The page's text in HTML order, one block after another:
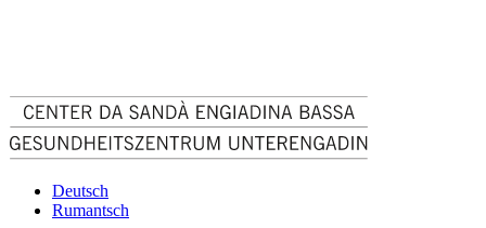
Deutsch
Rumantsch